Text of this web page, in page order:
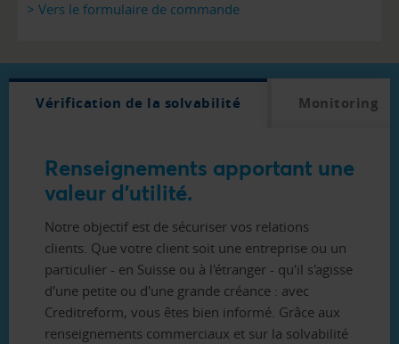
> Vers le formulaire de commande
Vérification de la solvabilité Monitoring
Renseignements apportant une
valeur d’utilité.
Notre objectif est de sécuriser vos relations
clients. Que votre client soit une entreprise ou un
particulier - en Suisse ou à l'étranger - qu'il s'agisse
d'une petite ou d'une grande créance : avec
Creditreform, vous êtes bien informé. Grâce aux
renseignements commerciaux et sur la solvabilité